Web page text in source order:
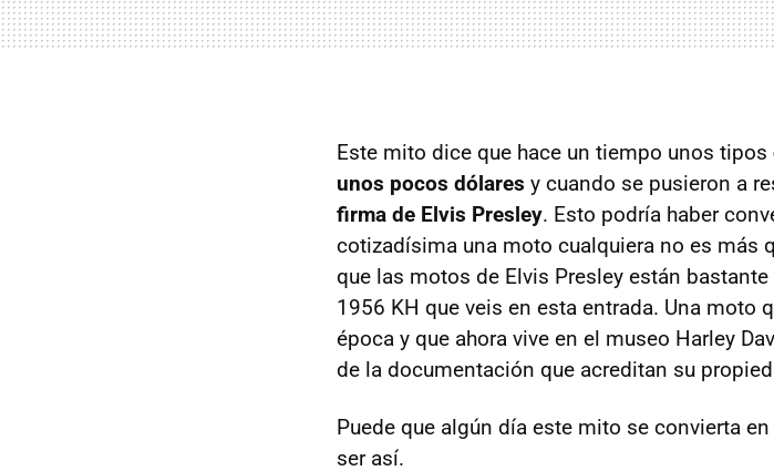
Este mito dice que hace un tiempo unos tipos
unos pocos dólares y cuando se pusieron a
firma de Elvis Presley. Esto podría haber
cotizadísima una moto cualquiera no es más
que las motos de Elvis Presley están
1956 KH que veis en esta entrada. Una moto
época y que ahora vive en el museo Harley
de la documentación que acreditan su
Puede que algún día este mito se convierta
ser así.